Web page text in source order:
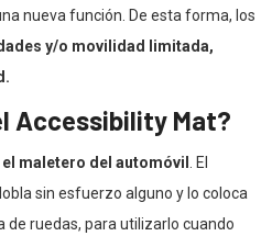
nueva función. De esta forma, los
y/o movilidad limitada,
Accessibility Mat?
maletero del automóvil
. El
sin esfuerzo alguno y lo coloca
de ruedas, para utilizarlo cuando